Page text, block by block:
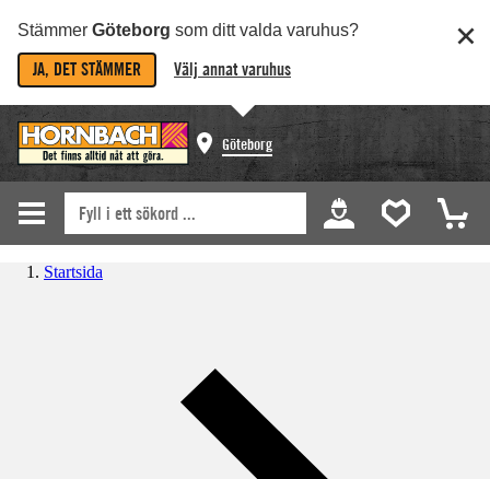
Stämmer Göteborg som ditt valda varuhus?
JA, DET STÄMMER Välj annat varuhus
Göteborg
Startsida